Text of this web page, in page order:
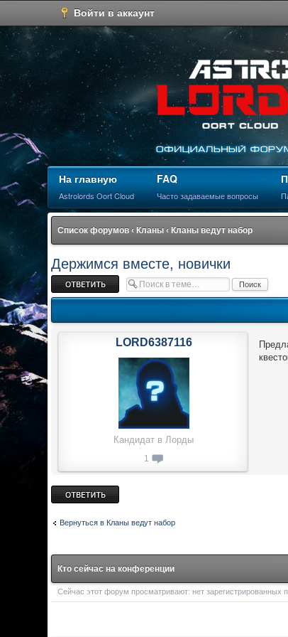
Войти в аккаунт
На главную
Astrolords Oort Cloud
FAQ
Часто задаваемые вопросы
Список форумов ‹ Кланы ‹ Кланы ведут набор
Держимся вместе, новички
Ответить
LORD6387116
Кандидат в Лорды
1
Ответить
Вернуться в Кланы ведут набор
Кто сейчас на конференции
Сейчас этот форум просматривают: нет зарегистрированных